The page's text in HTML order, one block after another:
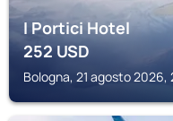
I Portici Hotel
252USD
Bologna, 21 agosto 2026,